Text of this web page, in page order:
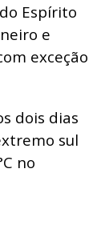
Espírito
e
exceção
dois dias
sul
no